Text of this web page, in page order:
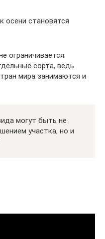
осени становятся
ограничивается.
сорта, ведь
мира занимаются и
могут быть не
участка, но и